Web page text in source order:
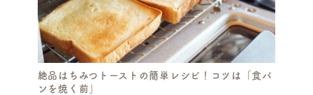
絶品はちみつトーストの簡単レシピ！コツは「食パ
ンを焼く前」